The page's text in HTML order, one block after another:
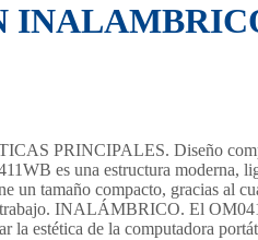
PRINCIPALES. Diseño
es una estructura moderna,
un tamaño compacto, gracias al
INALÁMBRICO. El
la estética de la computadora